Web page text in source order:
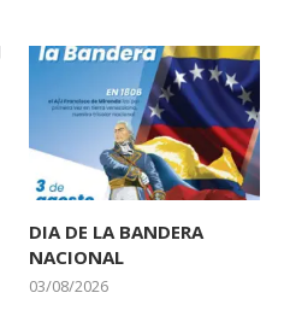
DIA DE LA BANDERA
NACIONAL
03/08/2026